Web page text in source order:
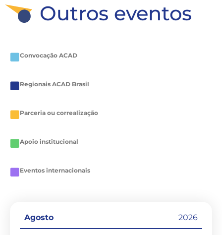
Outros eventos
Convocação ACAD
Regionais ACAD Brasil
Parceria ou correalização
Apoio institucional
Eventos internacionais
Agosto 2026